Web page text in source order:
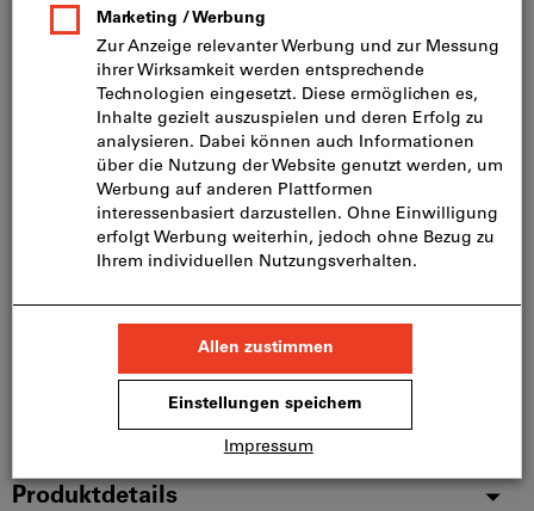
100
180 280
In den Warenkorb
Produktdetails